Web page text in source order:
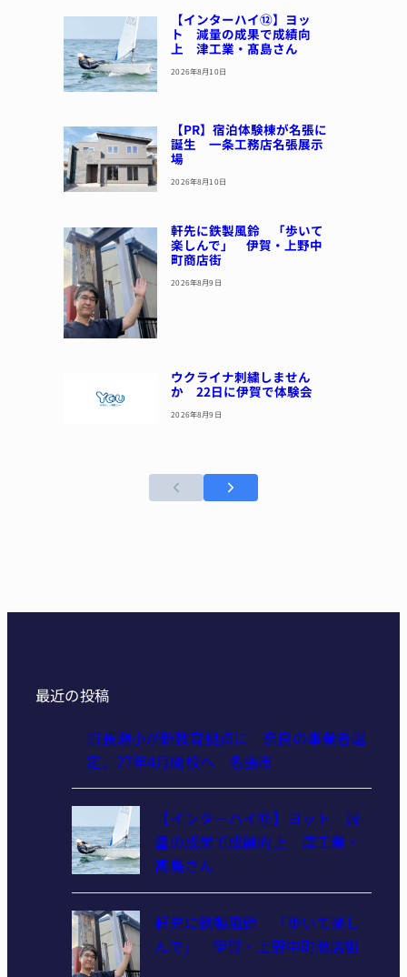
【インターハイ⑫】ヨッ
ト 減量の成果で成績向
上 津工業・髙島さん
2026年8月10日
【PR】宿泊体験棟が名張に
誕生 一条工務店名張展示
場
2026年8月10日
軒先に鉄製風鈴 「歩いて
楽しんで」 伊賀・上野中
町商店街
2026年8月9日
ウクライナ刺繍しません
か 22日に伊賀で体験会
2026年8月9日
最近の投稿
旧長瀬小が新教育拠点に 奈良の事業者選
定、27年4月開校へ 名張市
【インターハイ⑫】ヨット 減
量の成果で成績向上 津工業・
髙島さん
軒先に鉄製風鈴 「歩いて楽し
んで」 伊賀・上野中町商店街